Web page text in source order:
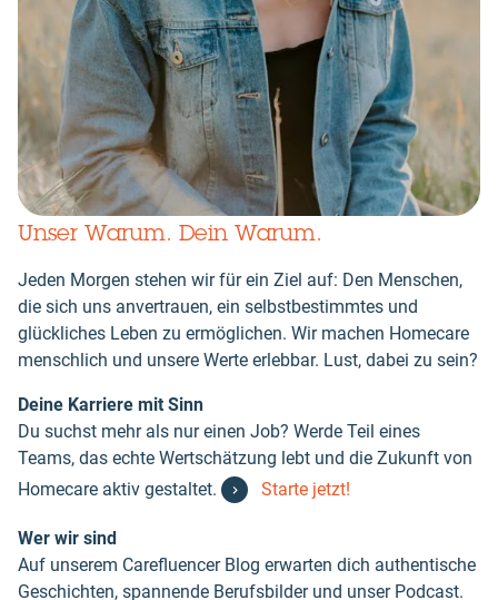
Unser Warum. Dein Warum.
Jeden Morgen stehen wir für ein Ziel auf: Den Menschen,
die sich uns anvertrauen, ein selbstbestimmtes und
glückliches Leben zu ermöglichen. Wir machen Homecare
menschlich und unsere Werte erlebbar. Lust, dabei zu sein?
Deine Karriere mit Sinn
Du suchst mehr als nur einen Job? Werde Teil eines
Teams, das echte Wertschätzung lebt und die Zukunft von
Homecare aktiv gestaltet.
Starte jetzt!
Wer wir sind
Auf unserem Carefluencer Blog erwarten dich authentische
Geschichten, spannende Berufsbilder und unser Podcast.